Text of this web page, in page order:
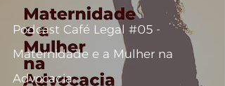
Podcast Café Legal #05 -
Maternidade e a Mulher na
Advocacia